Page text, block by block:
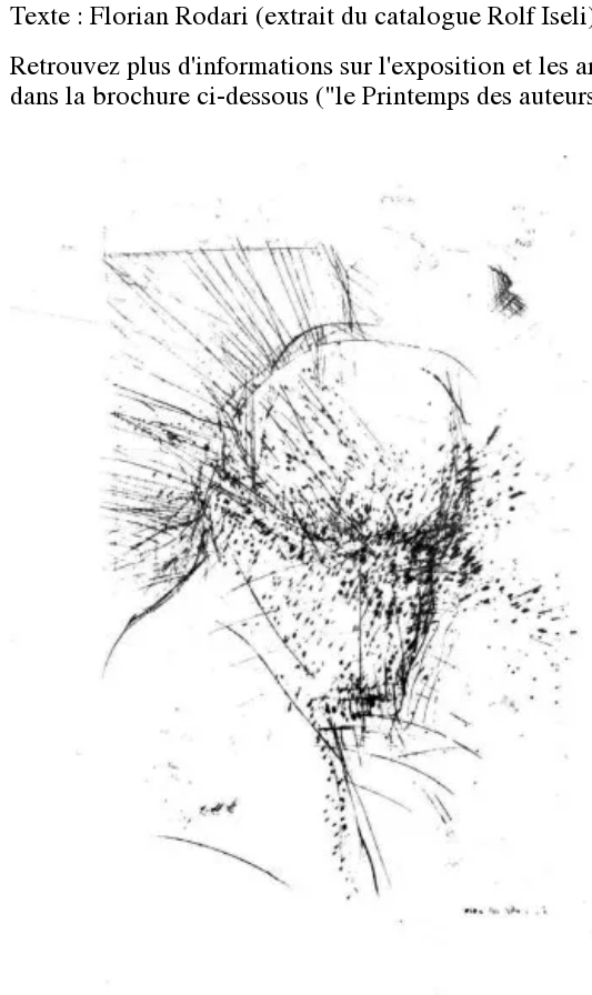
Texte : Florian Rodari (extrait du catalogue Rolf
Retrouvez plus d'informations sur l'exposition et les
dans la brochure ci-dessous ("le Printemps des